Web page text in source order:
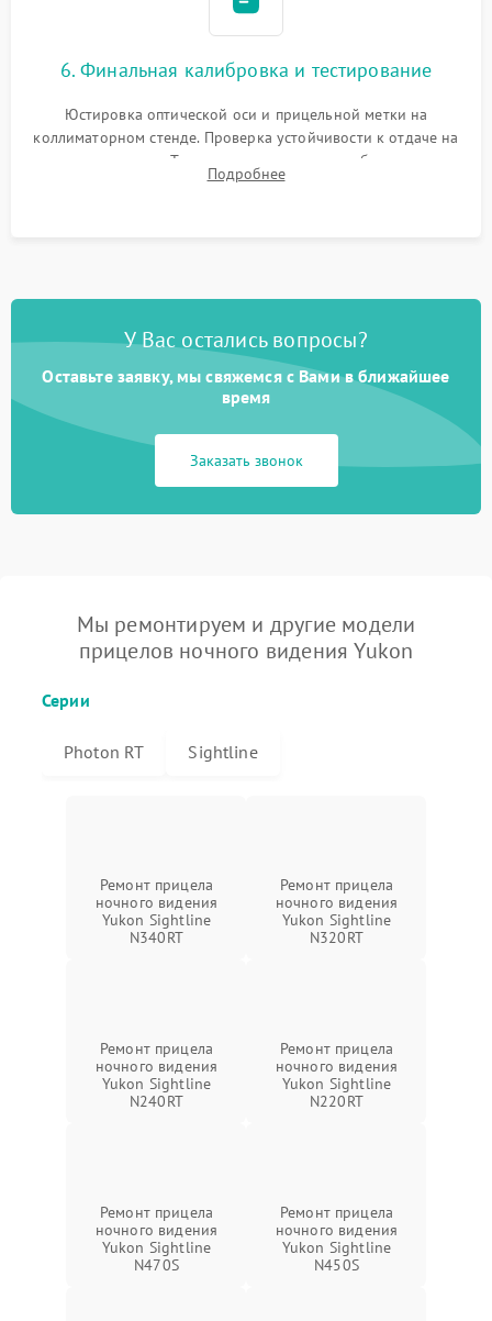
6. Финальная калибровка и тестирование
Юстировка оптической оси и прицельной метки на
коллиматорном стенде. Проверка устойчивости к отдаче на
ударном стенде. Тестирование качества изображения в
темноте, дальности обнаружения и корректной работы всех
Подробнее
У Вас остались вопросы?
Оставьте заявку, мы свяжемся с Вами в ближайшее
время
Заказать звонок
Мы ремонтируем и другие модели
прицелов ночного видения Yukon
Серии
Photon RT Sightline
Ремонт прицела
ночного видения
Yukon Sightline
N340RT
Ремонт прицела
ночного видения
Yukon Sightline
N320RT
Ремонт прицела
ночного видения
Yukon Sightline
N240RT
Ремонт прицела
ночного видения
Yukon Sightline
N220RT
Ремонт прицела
ночного видения
Yukon Sightline
N470S
Ремонт прицела
ночного видения
Yukon Sightline
N450S